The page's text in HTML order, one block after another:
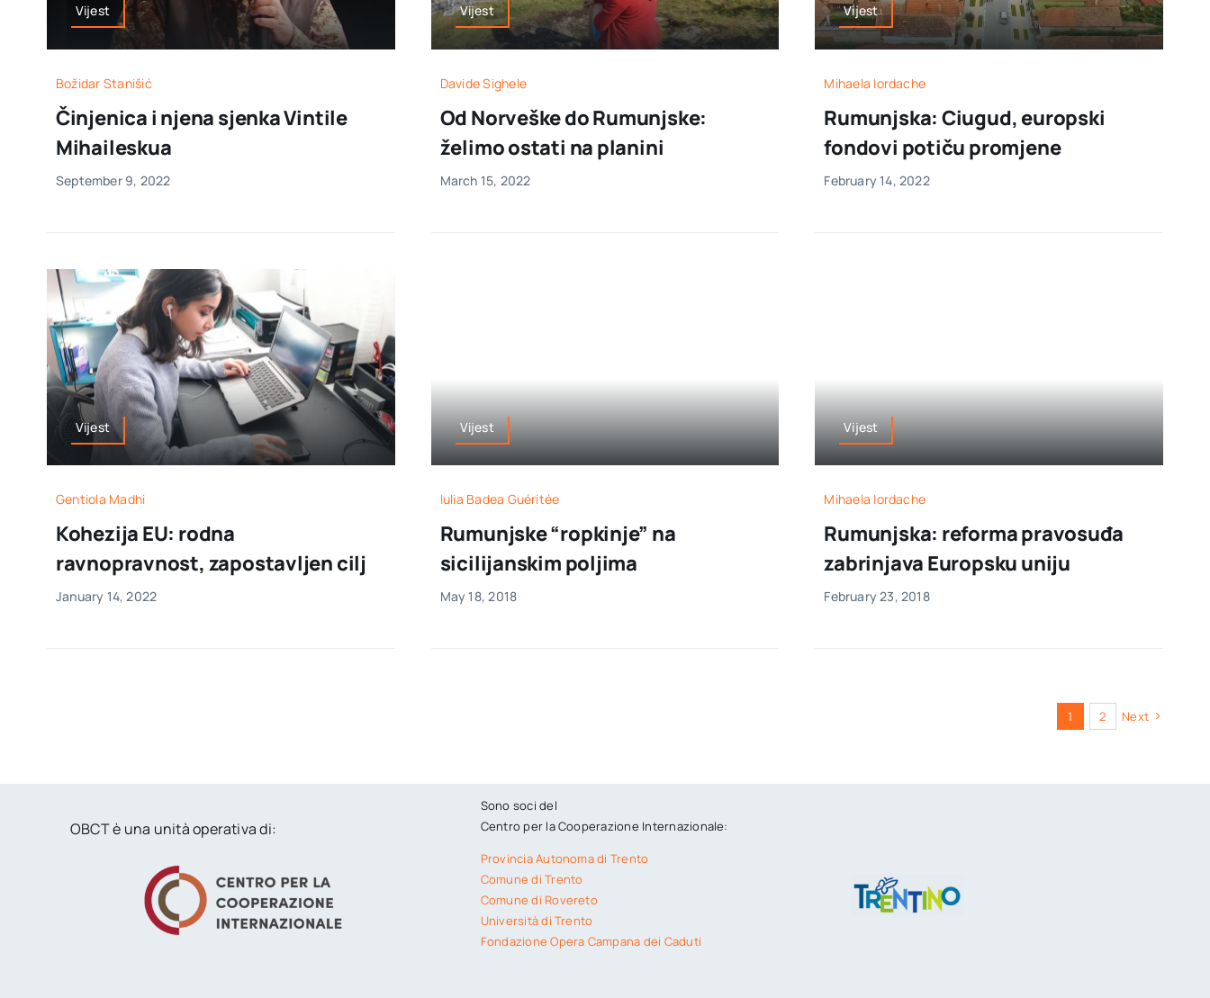
Vijest
Božidar Stanišić
Činjenica i njena sjenka Vintile
Mihaileskua
September 9, 2022
Vijest
Davide Sighele
Od Norveške do Rumunjske:
želimo ostati na planini
March 15, 2022
Vijest
Mihaela Iordache
Rumunjska: Ciugud, europski
fondovi potiču promjene
February 14, 2022
Vijest
Gentiola Madhi
Kohezija EU: rodna
ravnopravnost, zapostavljen cilj
January 14, 2022
Vijest
Iulia Badea Guéritée
Rumunjske “ropkinje” na
sicilijanskim poljima
May 18, 2018
Vijest
Mihaela Iordache
Rumunjska: reforma pravosuđa
zabrinjava Europsku uniju
February 23, 2018
1 2 Next
OBCT è una unità operativa di:
Sono soci del
Centro per la Cooperazione Internazionale:
Provincia Autonoma di Trento
Comune di Trento
Comune di Rovereto
Università di Trento
Fondazione Opera Campana dei Caduti